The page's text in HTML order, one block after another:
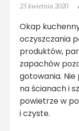
25 kwietnia 2020
Okap
oczyszczania
produktów,
zapachów
gotowania. Nie
na ścianach i
powietrze w
i czyste.